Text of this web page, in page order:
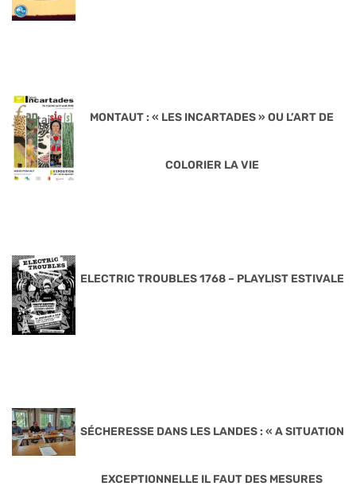
MONTAUT : « LES INCARTADES » OU L’ART DE
COLORIER LA VIE
ELECTRIC TROUBLES 1768 – PLAYLIST ESTIVALE
SÉCHERESSE DANS LES LANDES : « A SITUATION
EXCEPTIONNELLE IL FAUT DES MESURES